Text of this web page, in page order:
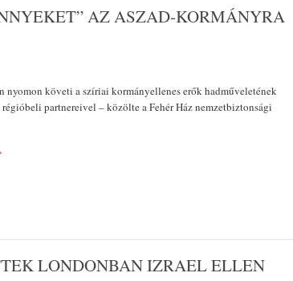
AZ ASZAD-KORMÁNYRA
nyomon követi a szíriai kormányellenes erők hadműveletének
partnereivel – közölte a Fehér Ház nemzetbiztonsági
LONDONBAN IZRAEL ELLEN